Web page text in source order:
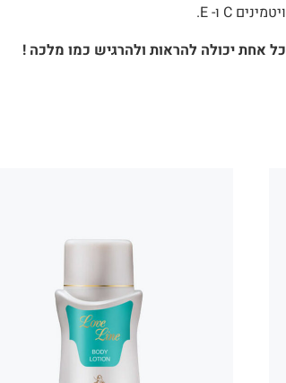
ויטמינים C ו- E.
כל אחת יכולה להראות ולהרגיש כמו מלכה !